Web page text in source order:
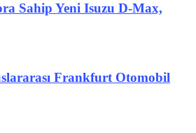
Sahip Yeni Isuzu D-Max,
Frankfurt Otomobil